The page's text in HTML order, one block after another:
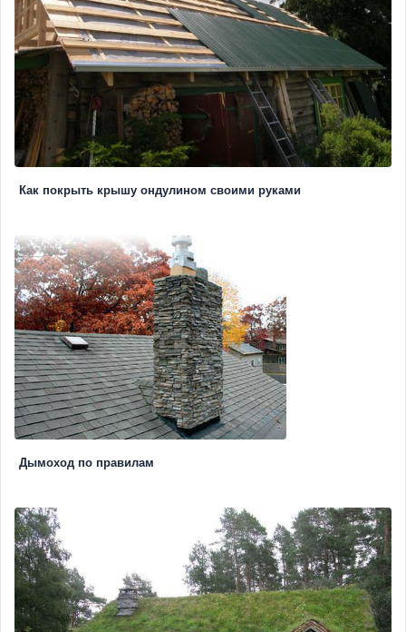
Как покрыть крышу ондулином своими руками
Дымоход по правилам